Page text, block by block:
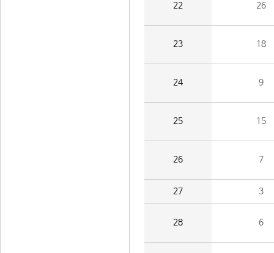
22 26
23 18
24 9
25 15
26 7
27 3
28 6